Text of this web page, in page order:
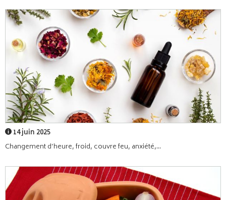
14 juin 2025
Changement d’heure, froid, couvre feu, anxiété,...